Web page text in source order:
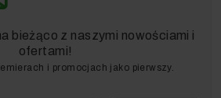
bieżąco z naszymi nowościami i
ofertami!
i promocjach jako pierwszy.